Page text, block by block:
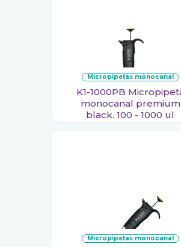
micropipetas monocanal
K1-1000PB Micropipeta
monocanal premium
black. 100 - 1000 ul
micropipetas monocanal